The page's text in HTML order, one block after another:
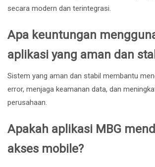
secara modern dan terintegrasi.
Apa keuntungan
aplikasi yang aman dan
Sistem yang aman dan stabil membantu
error, menjaga keamanan data, dan
perusahaan.
Apakah aplikasi MBG
akses mobile?